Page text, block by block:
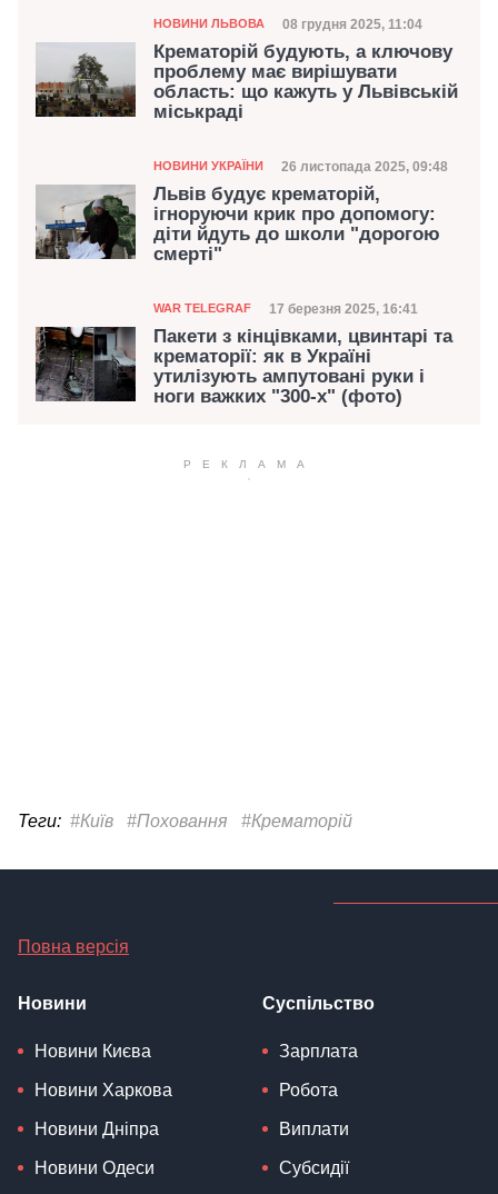
Категорія
НОВИНИ ЛЬВОВА Дата публікації
08 грудня 2025, 11:04
Крематорій будують, а ключову
проблему має вирішувати
область: що кажуть у Львівській
міськраді
Категорія
НОВИНИ УКРАЇНИ Дата публікації
26 листопада 2025, 09:48
Львів будує крематорій,
ігноруючи крик про допомогу:
діти йдуть до школи "дорогою
смерті"
Категорія
WAR TELEGRAF Дата публікації
17 березня 2025, 16:41
Пакети з кінцівками, цвинтарі та
крематорії: як в Україні
утилізують ампутовані руки і
ноги важких "300-х" (фото)
Теги: #Київ #Поховання #Крематорій
Повна версія
Новини
Новини Києва
Новини Харкова
Новини Дніпра
Новини Одеси
Суспільство
Зарплата
Робота
Виплати
Субсидії